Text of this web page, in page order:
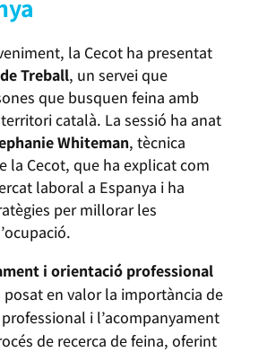
la Cecot ha presentat
Treball, un servei que
que busquen feina amb
català. La sessió ha anat
Whiteman, tècnica
la Cecot, que ha explicat com
laboral a Espanya i ha
per millorar les
i orientació professional
posat en valor la importància de
i l’acompanyament
de recerca de feina, oferint